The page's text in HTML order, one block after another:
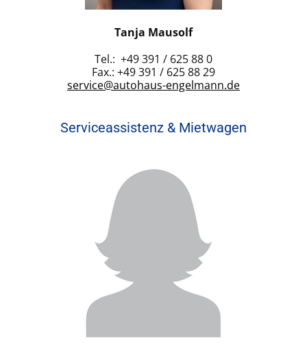
Tanja Mausolf
Tel.: +49 391 / 625 88 0
Fax.: +49 391 / 625 88 29
service@autohaus-engelmann.de
Serviceassistenz & Mietwagen